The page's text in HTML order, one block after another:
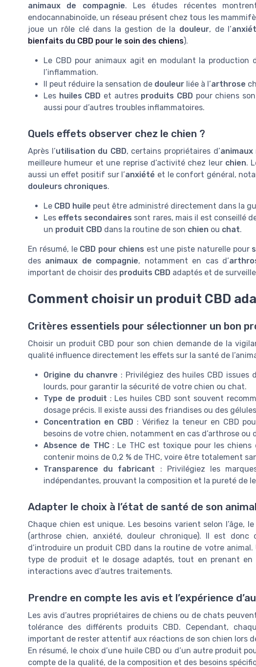
animaux de compagnie. Les études récentes
endocannabinoïde, un réseau présent chez tous les
joue un rôle clé dans la gestion de la douleur, de l’
bienfaits du CBD pour le soin des chiens).
Le CBD pour animaux agit en modulant la production
l’inflammation.
Il peut réduire la sensation de douleur liée à l’arthrose
Les huiles CBD et autres produits CBD pour chiens
aussi pour d’autres troubles inflammatoires.
Quels effets observer chez le chien ?
Après l’utilisation du CBD, certains propriétaires d’animaux
meilleure humeur et une reprise d’activité chez leur chien.
aussi un effet positif sur l’anxiété et le confort général,
douleurs chroniques.
Le CBD huile peut être administré directement dans la
Les effets secondaires sont rares, mais il est conseillé
un produit CBD dans la routine de son chien ou chat.
En résumé, le CBD pour chiens est une piste naturelle pour
des animaux de compagnie, notamment en cas d’
important de choisir des produits CBD adaptés et de
Comment choisir un produit CBD
Critères essentiels pour sélectionner un bon
Choisir un produit CBD pour son chien demande de la
qualité influence directement les effets sur la santé de
Origine du chanvre : Privilégiez des huiles CBD
lourds, pour garantir la sécurité de votre chien ou chat.
Type de produit : Les huiles CBD sont souvent
dosage précis. Il existe aussi des friandises ou des
Concentration en CBD : Vérifiez la teneur en CBD
besoins de votre chien, notamment en cas d’arthrose ou
Absence de THC: Le THC est toxique pour les chiens
contenir moins de 0,2 % de THC, voire être totalement
Transparence du fabricant : Privilégiez les
indépendantes, prouvant la composition et la pureté de
Adapter le choix à l’état de santé de son animal
Chaque chien est unique. Les besoins varient selon l’âge,
(arthrose chien, anxiété, douleur chronique). Il est
d’introduire un produit CBD dans la routine de votre
type de produit et le dosage adaptés, tout en prenant en
interactions avec d’autres traitements.
Prendre en compte les avis et l’expérience
Les avis d’autres propriétaires de chiens ou de chats
tolérance des différents produits CBD. Cependant,
important de rester attentif aux réactions de son chien lors
En résumé, le choix d’une huile CBD ou d’un autre produit
compte de la qualité, de la composition et des besoins